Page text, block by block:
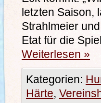
letzten Saison,
Strahlmeier
Etat für die
Weiterlesen »
Kategorien:
Härte,